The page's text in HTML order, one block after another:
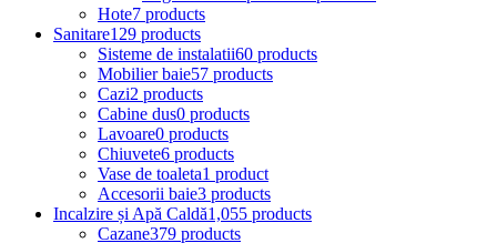
Hote7 products
Sanitare129 products
Sisteme de instalatii60 products
Mobilier baie57 products
Cazi2 products
Cabine dus0 products
Lavoare0 products
Chiuvete6 products
Vase de toaleta1 product
Accesorii baie3 products
Incalzire și Apă Caldă1,055 products
Cazane379 products